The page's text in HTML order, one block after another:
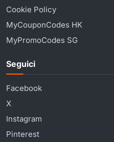
Cookie Policy
MyCouponCodes HK
MyPromoCodes SG
Seguici
Facebook
X
Instagram
Pinterest